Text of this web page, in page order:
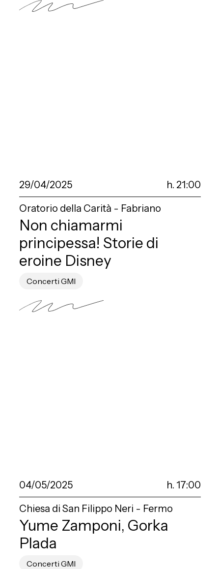
29/04/2025
h. 21:00
Oratorio della Carità - Fabriano
Non chiamarmi
principessa! Storie di
eroine Disney
Concerti GMI
04/05/2025
h. 17:00
Chiesa di San Filippo Neri - Fermo
Yume Zamponi, Gorka
Plada
Concerti GMI